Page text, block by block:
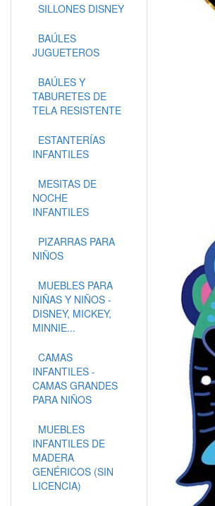
SILLONES DISNEY
BAÚLES
JUGUETEROS
BAÚLES Y
TABURETES DE
TELA RESISTENTE
ESTANTERÍAS
INFANTILES
MESITAS DE
NOCHE
INFANTILES
PIZARRAS PARA
NIÑOS
MUEBLES PARA
NIÑAS Y NIÑOS -
DISNEY, MICKEY,
MINNIE...
CAMAS
INFANTILES -
CAMAS GRANDES
PARA NIÑOS
MUEBLES
INFANTILES DE
MADERA
GENÉRICOS (SIN
LICENCIA)